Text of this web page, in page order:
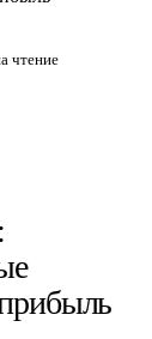
чтение